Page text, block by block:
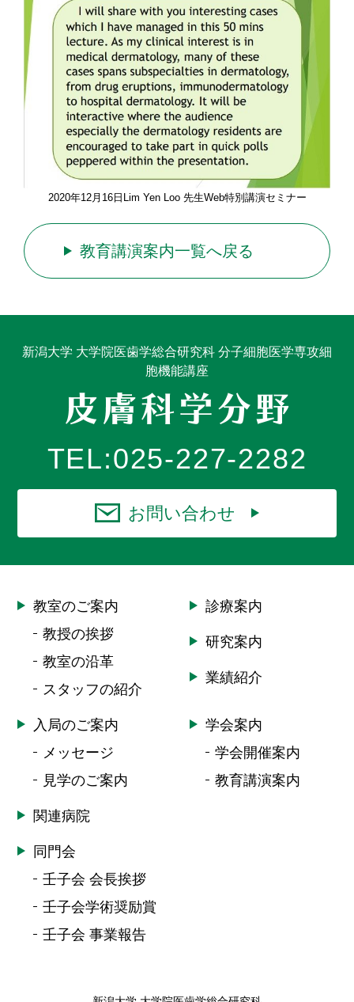
2020年12月16日Lim Yen Loo 先生Web特別講演セミナー
教育講演案内一覧へ戻る
新潟大学 大学院医歯学総合研究科 分子細胞医学専攻細
胞機能講座
TEL:025-227-2282
お問い合わせ
教室のご案内
教授の挨拶
教室の沿革
スタッフの紹介
診療案内
研究案内
業績紹介
入局のご案内
メッセージ
見学のご案内
学会案内
学会開催案内
教育講演案内
関連病院
同門会
壬子会 会長挨拶
壬子会学術奨励賞
壬子会 事業報告